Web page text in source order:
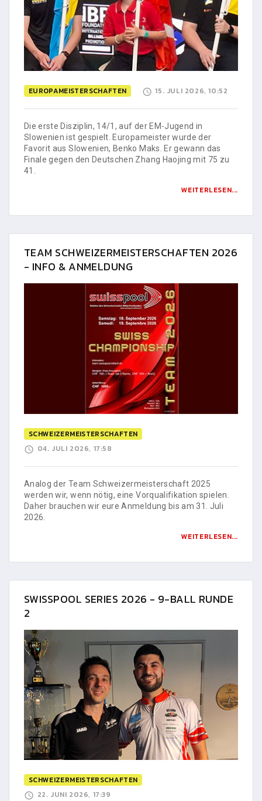
EUROPAMEISTERSCHAFTEN 15. JULI 2026, 10:52
Die erste Disziplin, 14/1, auf der EM-Jugend in
Slowenien ist gespielt. Europameister wurde der
Favorit aus Slowenien, Benko Maks. Er gewann das
Finale gegen den Deutschen Zhang Haojing mit 75 zu
41.
WEITERLESEN...
TEAM SCHWEIZERMEISTERSCHAFTEN 2026
- INFO & ANMELDUNG
SCHWEIZERMEISTERSCHAFTEN
04. JULI 2026, 17:58
Analog der Team Schweizermeisterschaft 2025
werden wir, wenn nötig, eine Vorqualifikation spielen.
Daher brauchen wir eure Anmeldung bis am 31. Juli
2026.
WEITERLESEN...
SWISSPOOL SERIES 2026 - 9-BALL RUNDE
2
SCHWEIZERMEISTERSCHAFTEN
22. JUNI 2026, 17:39